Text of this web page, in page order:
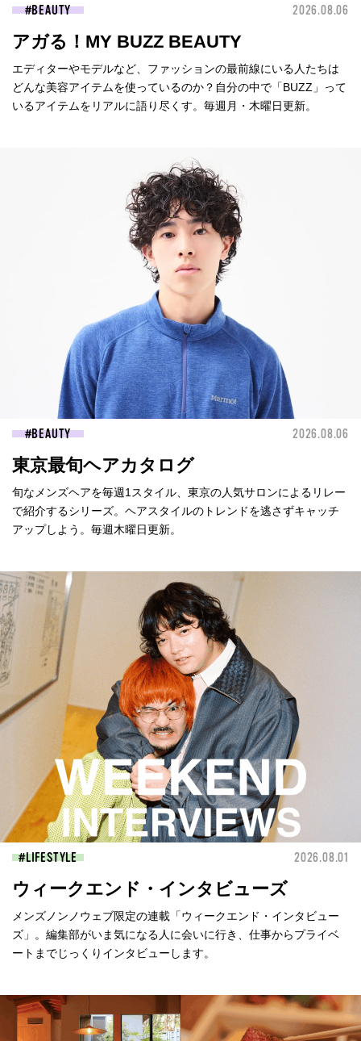
BEAUTY 2026.08.06
アガる！MY BUZZ BEAUTY
エディターやモデルなど、ファッションの最前線にいる人たちは
どんな美容アイテムを使っているのか？自分の中で「BUZZ」って
いるアイテムをリアルに語り尽くす。毎週月・木曜日更新。
BEAUTY 2026.08.06
東京最旬ヘアカタログ
旬なメンズヘアを毎週1スタイル、東京の人気サロンによるリレー
で紹介するシリーズ。ヘアスタイルのトレンドを逃さずキャッチ
アップしよう。毎週木曜日更新。
LIFESTYLE 2026.08.01
ウィークエンド・インタビューズ
メンズノンノウェブ限定の連載「ウィークエンド・インタビュー
ズ」。編集部がいま気になる人に会いに行き、仕事からプライベ
ートまでじっくりインタビューします。